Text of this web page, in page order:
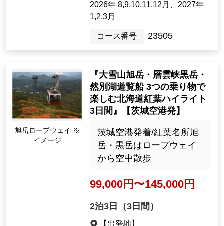
[Departure Place]
Kanto /Ibaraki Prefecture
[Departure month]
2026: 8, 9, 10, 11, Dec.; 2027: 1,
Tour Number 23505
'Daisetsuzan Mt. Asahidake
・ Sounkyo Gorge Mt. Kuro
dake ・ Lake Shikaribetsu S
ightseeing Boat Enjoy on T
hree Rides Hokkaido Autum
[Departing from Ibaraki Airp
茨城空港発着/紅葉名所旭